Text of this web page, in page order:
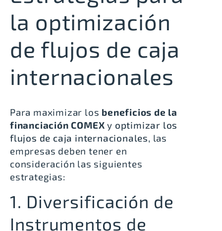
la optimización
de flujos de caja
internacionales
Para maximizar los beneficios de la
financiación COMEX y optimizar los
flujos de caja internacionales, las
empresas deben tener en
consideración las siguientes
estrategias:
1. Diversificación de
Instrumentos de